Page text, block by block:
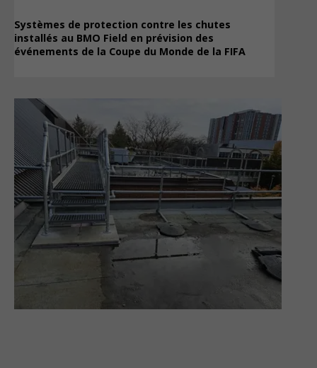
Systèmes de protection contre les chutes
installés au BMO Field en prévision des
événements de la Coupe du Monde de la FIFA